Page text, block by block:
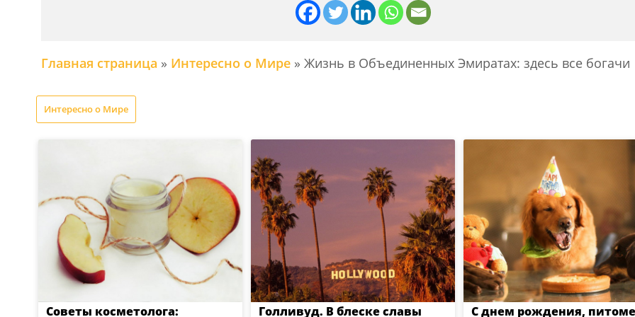
Главная страница » Интересно о Мире» Жизнь в Объединенных Эмиратах: здесь все богачи
Интересно о Мире
Советы косметолога: Голливуд. В блеске славы С днем рождения,